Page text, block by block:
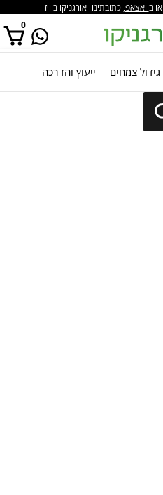
או בוואצאפ, כתובתינו -אורגניקו בוויז
0
אין מוצרים בסל הקניות.גידול צמחים ייעוץ והדרכה